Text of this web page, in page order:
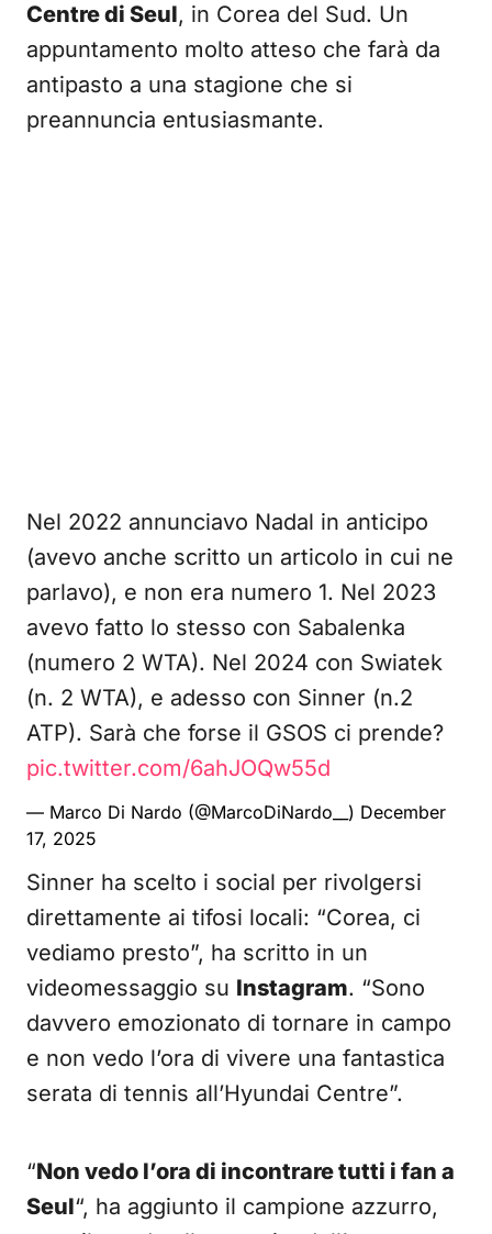
Centre di Seul, in Corea del Sud. Un
appuntamento molto atteso che farà da
antipasto a una stagione che si
preannuncia entusiasmante.
Nel 2022 annunciavo Nadal in anticipo
(avevo anche scritto un articolo in cui ne
parlavo), e non era numero 1. Nel 2023
avevo fatto lo stesso con Sabalenka
(numero 2 WTA). Nel 2024 con Swiatek
(n. 2 WTA), e adesso con Sinner (n.2
ATP). Sarà che forse il GSOS ci prende?
pic.twitter.com/6ahJOQw55d
— Marco Di Nardo (@MarcoDiNardo__) December
17, 2025
Sinner ha scelto i social per rivolgersi
direttamente ai tifosi locali: “Corea, ci
vediamo presto”, ha scritto in un
videomessaggio su Instagram. “Sono
davvero emozionato di tornare in campo
e non vedo l’ora di vivere una fantastica
serata di tennis all’Hyundai Centre”.
“Non vedo l’ora di incontrare tutti i fan a
Seul“, ha aggiunto il campione azzurro,